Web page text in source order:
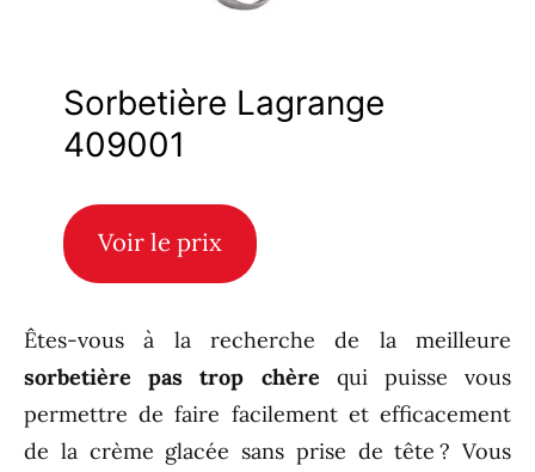
Sorbetière Lagrange
409001
Voir le prix
Êtes-vous à la recherche de la meilleure
sorbetière pas trop chère qui puisse vous
permettre de faire facilement et efficacement
de la crème glacée sans prise de tête ? Vous